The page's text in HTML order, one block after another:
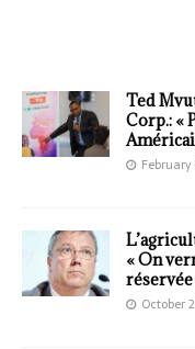
Ted
Corp.: «
« On
réservée
October